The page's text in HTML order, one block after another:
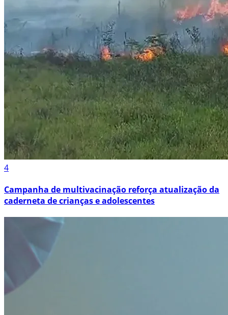
4
Campanha de multivacinação reforça atualização da
caderneta de crianças e adolescentes